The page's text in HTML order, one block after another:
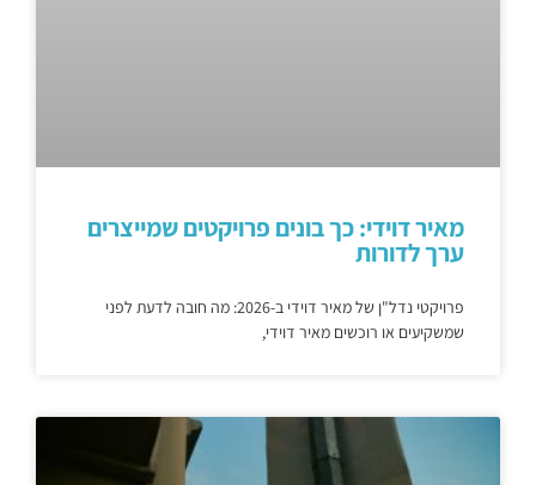
מאיר דוידי: כך בונים פרויקטים שמייצרים
ערך לדורות
פרויקטי נדל"ן של מאיר דוידי ב-2026: מה חובה לדעת לפני
שמשקיעים או רוכשים מאיר דוידי,